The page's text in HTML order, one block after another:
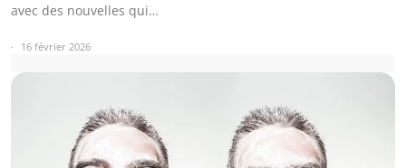
avec des nouvelles qui…
16 février 2026